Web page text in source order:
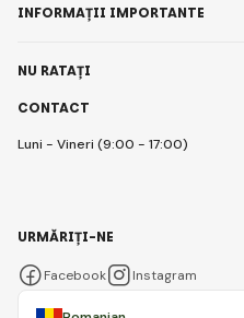
CONTACT
Luni - Vineri (9:00 - 17:00)
INFORMAȚII IMPORTANTE
NU RATAȚI
URMĂRIȚI-NE
Facebook Instagram